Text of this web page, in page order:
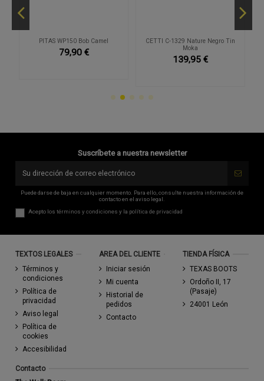
PITAS WP150 Bob Camel
79,90 €
CETTI C-1329 Nature Negro Tin
Moka
139,95 €
Suscríbete a nuestra newsletter
Puede darse de baja en cualquier momento. Para ello, consulte nuestra información de
contacto en el aviso legal.
Acepto lostérminos y condiciones y la política de privacidad
TEXTOS LEGALES
Términos y
condiciones
Política de
privacidad
Aviso legal
Política de
cookies
Accesibilidad
AREA DEL CLIENTE
Iniciar sesión
Mi cuenta
Historial de
pedidos
Contacto
TIENDA FÍSICA
TEXAS BOOTS
Ordoño II, 17
(Pasaje)
24001 León
Contacto